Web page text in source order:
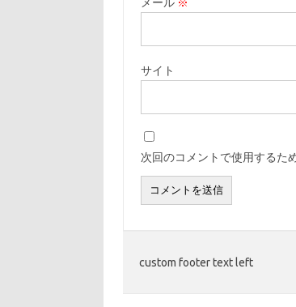
メール ※
サイト
次回のコメントで使用するた
custom footer text left